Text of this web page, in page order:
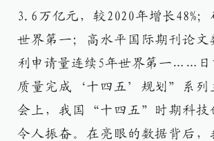
3.6万亿元，较2020年增长48%
世界第一；高水平国际期刊论文
利申请量连续5年世界第一……
质量完成‘十四五’规划”系列
会上，我国“十四五”时期科技
令人振奋。在亮眼的数据背后，